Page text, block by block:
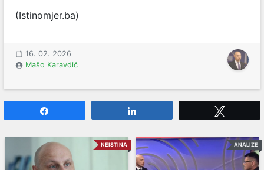
(Istinomjer.ba)
16. 02. 2026
Mašo Karavdić
NEISTINA ANALIZE